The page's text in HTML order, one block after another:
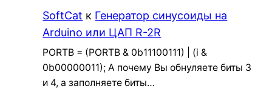
SoftCat к Генератор синусоиды на
Arduino или ЦАП R-2R
PORTB = (PORTB & 0b11100111) | (i &
0b00000011); А почему Вы обнуляете биты 3
и 4, а заполняете биты…